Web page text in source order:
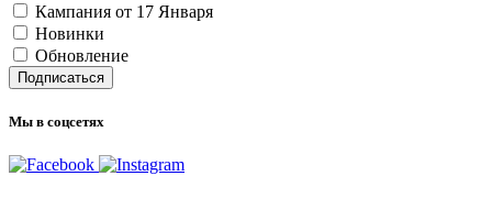
Кампания от 17 Января
Новинки
Обновление
Подписаться
Мы в соцсетях